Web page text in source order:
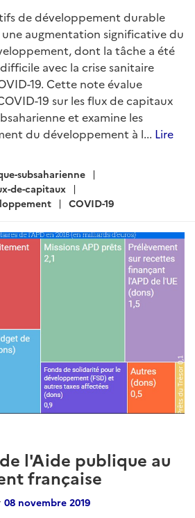
de développement durable
une augmentation significative du
dont la tâche a été
avec la crise sanitaire
19. Cette note évalue
19 sur les flux de capitaux
et examine les
du développement à l... Lire
subsaharienne
de-capitaux
COVID-19
l'Aide publique au
française
08 novembre 2019